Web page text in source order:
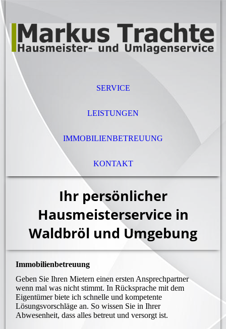
SERVICE
LEISTUNGEN
IMMOBILIENBETREUUNG
KONTAKT
Ihr persönlicher
Hausmeisterservice in
Waldbröl und Umgebung
Immobilienbetreuung
Geben Sie Ihren Mietern einen ersten Ansprechpartner
wenn mal was nicht stimmt. In Rücksprache mit dem
Eigentümer biete ich schnelle und kompetente
Lösungsvorschläge an. So wissen Sie in Ihrer
Abwesenheit, dass alles betreut und versorgt ist.